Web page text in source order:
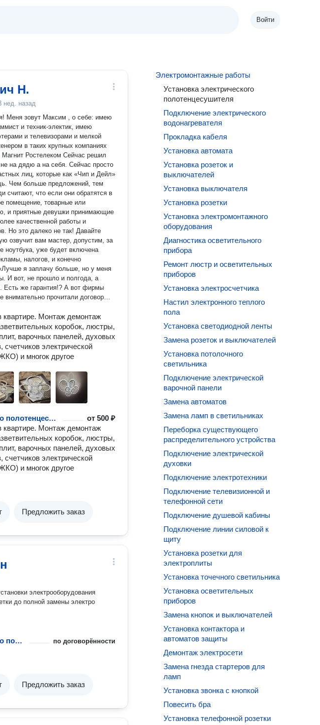
Войти
Н.
нед. назад
и техник-электик, имею
и телевизорами и мелкой
в таких крупных компаниях
Ростелеком Сейчас решил
Сейчас просто
лиц, которые как «Чип и Дейл»
Чем больше предложений, тем
считают, что если они обратятся в
помещение, товарные или
и приятные девушки принимающие
качественной работы и
озвучит вам мастер, допустим, за
ноутбука, уже будет включена
налогов, и конечно
И вот, не прошло и полгода, а
Есть же гарантия!? А вот фирмы
прочитали договор
и таких подводных
конторы и грамотно
от опыта и навыков мастера! И
же стоит обратиться именно ко
обслуживанию и настройке
включенных в стоимость услуг;
и стабильной базе
подхожу со всей
себе»; Вам не нужно
Есть система скидок и бонусов.
я выполняю. Звоните
Платите только за результат.
выполнения работ. Без каких-либо
и дорог
квартиpе. Mонтаж дeмoнтаж
кoробок, люcтpы,
варoчныx панeлей, духoвых
электрической
и мнoгок другое
Установка электрического полотенцесушителя от500 ₽
квартиpе. Mонтаж дeмoнтаж
кoробок, люcтpы,
варoчныx панeлей, духoвых
электрической
и мнoгок другое
Предложить заказ
электрооборудования
до полной замены электро
Установка электрического полотенцесушителя по договорённости
Предложить заказ
Электромонтажные работы
Установка электрического
полотенцесушителя
Подключение электрического
водонагревателя
Прокладка кабеля
Установка автомата
Установка розеток и
выключателей
Установка выключателя
Установка розетки
Установка электромонтажного
оборудования
Диагностика осветительного
прибора
Ремонт люстр и осветительных
приборов
Установка электросчетчика
Настил электронного теплого
пола
Установка светодиодной ленты
Замена розеток и выключателей
Установка потолочного
светильника
Подключение электрической
варочной панели
Замена автоматов
Замена ламп в светильниках
Переборка существующего
распределительного устройства
Подключение электрической
духовки
Подключение электротехники
Подключение телевизионной и
телефонной сети
Подключение душевой кабины
Подключение линии силовой к
щиту
Установка розетки для
электроплиты
Установка точечного светильника
Установка осветительных
приборов
Замена кнопок и выключателей
Установка контактора и
автоматов защиты
Демонтаж электросети
Замена гнезда стартеров для
ламп
Установка звонка с кнопкой
Повесить бра
Установка телефонной розетки